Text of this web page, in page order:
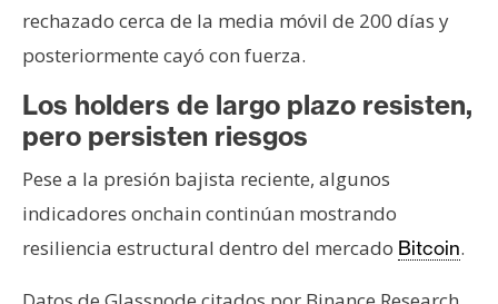
rechazado cerca de la media móvil de 200 días y
posteriormente cayó con fuerza.
Los holders de largo plazo resisten,
pero persisten riesgos
Pese a la presión bajista reciente, algunos
indicadores onchain continúan mostrando
resiliencia estructural dentro del mercado Bitcoin.